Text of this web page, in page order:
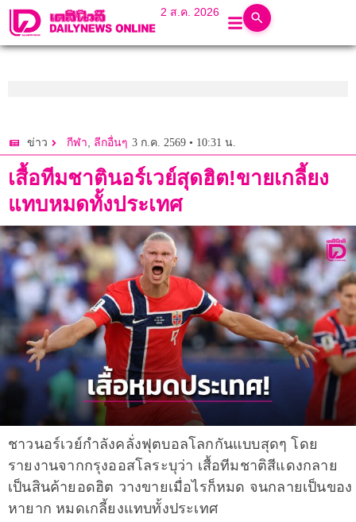
2 ส.ค. 2026
ข่าว กีฬา, ลีกอื่นๆ 3 ก.ค. 2569 • 10:31 น.
เสื้อทีมชาตินอร์เวย์สุดฮิต!ขายเกลี้ยง
แทบหมดทั้งประเทศ
ชาวนอร์เวย์กำลังคลั่งฟุตบอลโลกกันแบบสุดๆ โดย
รายงานจากกรุงออสโลระบุว่า เสื้อทีมชาติสีแดงกลาย
เป็นสินค้ายอดฮิต วางขายเมื่อไรก็หมด จนกลายเป็นของ
หายาก หมดเกลี้ยงแทบทั้งประเทศ